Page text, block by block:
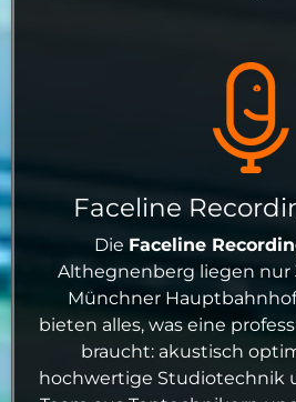
Faceline
Die Faceline
Althegnenberg liegen nur
Münchner
bieten alles, was eine
braucht: akustisch
hochwertige Studiotechnik